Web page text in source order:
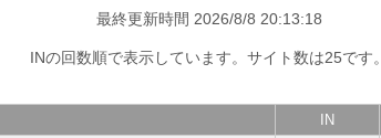
最終更新時間 2026/8/8 20:13:18
INの回数順で表示しています。サイト数は25です。
IN